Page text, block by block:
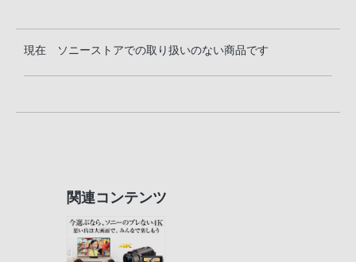
現在 ソニーストアでの取り扱いのない商品です
関連コンテンツ